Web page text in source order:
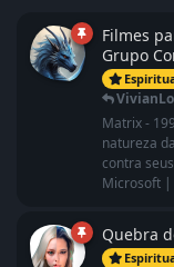
Filmes
Grupo
Matrix -
natureza
contra
Microsoft |
Quebra